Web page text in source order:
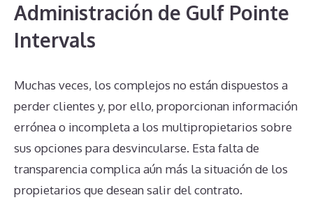
Administración de Gulf Pointe
Intervals
Muchas veces, los complejos no están dispuestos a
perder clientes y, por ello, proporcionan información
errónea o incompleta a los multipropietarios sobre
sus opciones para desvincularse. Esta falta de
transparencia complica aún más la situación de los
propietarios que desean salir del contrato.